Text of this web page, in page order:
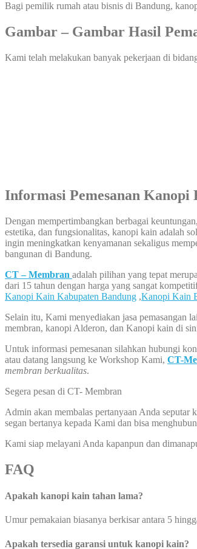
Bagi pemilik rumah atau bisnis di Bandung,
Gambar – Gambar Hasil
Kami telah melakukan banyak pekerjaan di
Informasi Pemesanan
Dengan mempertimbangkan berbagai
estetika, dan fungsionalitas, kanopi kain adalah
ingin meningkatkan kenyamanan sekaligus
bangunan di Bandung.
CT – Membran adalah pilihan yang tepat
dari 15 tahun dengan harga yang sangat
Kanopi Kain Kabupaten Bandung ,Kanopi Kain
Selain itu, Kami menyediakan jasa pemasangan
membran, kanopi Alderon, dan Kanopi kain di
Untuk informasi pemesanan silahkan hubungi
atau datang langsung ke Workshop Kami, CT-
membran berkualitas.
Segera pesan di CT- Membran
Admin akan membalas pertanyaan Anda seputar
segan bertanya kepada Kami dan bisa
Kami siap melayani Anda kapanpun dan
FAQ
Apakah kanopi kain tahan lama?
Umur pemakaian biasanya berkisar antara 5
Apakah tersedia garansi untuk kanopi kain?